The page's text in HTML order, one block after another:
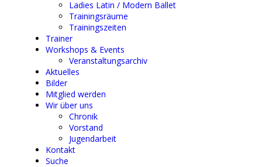
Ladies Latin / Modern Ballet
Trainingsräume
Trainingszeiten
Trainer
Workshops & Events
Veranstaltungsarchiv
Aktuelles
Bilder
Mitglied werden
Wir über uns
Chronik
Vorstand
Jugendarbeit
Kontakt
Suche